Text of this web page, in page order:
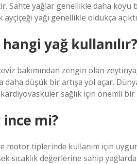
Sahte yağlar genellikle daha koyu
yağı genellikle oldukça
yağ kullanılır?
bakımından zengin olan
daha düşük bir artışa yol açar.
sağlık için önemli bir
ince mi?
motor tiplerinde kullanım için
sıcaklık değerlerine sahip